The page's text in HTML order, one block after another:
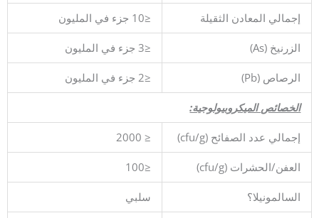
إجمالي المعادن الثقيلة ≤10 جزء في المليون
الزرنيخ (As) ≤3 جزء في المليون
الرصاص (Pb) ≤2 جزء في المليون
الخصائص الميكروبيولوجية:
إجمالي عدد الصفائح (cfu/g) ≤ 2000
العفن/الحشرات (cfu/g) ≤100
السالمونيلا؟ سلبي